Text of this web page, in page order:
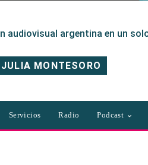
audiovisual argentina en un
MONTESORO
Servicios Radio Podcast